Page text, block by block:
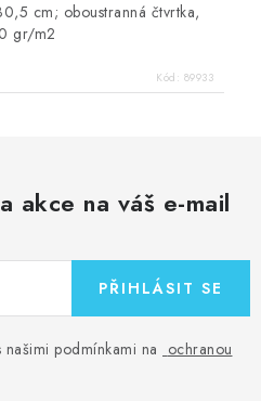
cm; oboustranná čtvrtka,
gr/m2
Kód: 89933
akce na váš e-mail
podmínkami na ochranou
PŘIHLÁSIT SE